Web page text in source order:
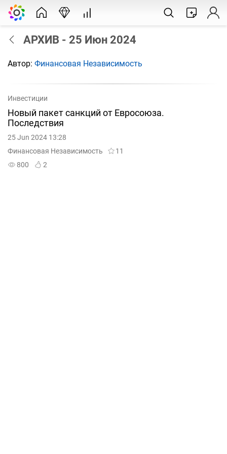
АРХИВ - 25 Июн 2024
Автор: Финансовая Независимость
Инвестиции
Новый пакет санкций от Евросоюза.
Последствия
25 Jun 2024 13:28
Финансовая Независимость
11
800
2